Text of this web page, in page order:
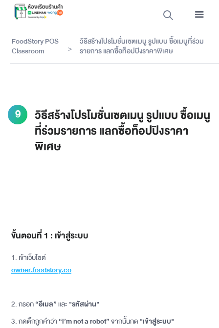
FoodStory POS
Classroom
>
วิธีสร้างโปรโมชั่นเซตเมนู รูปแบบ ซื้อเมนูที่ร่วม
รายการ แลกซื้อท็อปปิงราคาพิเศษ
9
วิธีสร้างโปรโมชั่นเซตเมนู รูปแบบ ซื้อเมนู
ที่ร่วมรายการ แลกซื้อท็อปปิงราคา
พิเศษ
ขั้นตอนที่ 1 : เข้าสู่ระบบ
1. เข้าเว็บไซต์
owner.foodstory.co
2. กรอก“อีเมล”และ "รหัสผ่าน"
3. กดติ๊กถูกคำว่า “l’m not a robot”จากนั้นกด "เข้าสู่ระบบ"